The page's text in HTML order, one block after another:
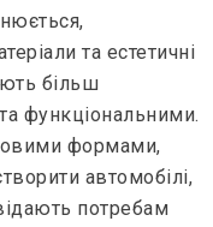
та естетичні
більш
функціональними.
формами,
автомобілі,
потребам